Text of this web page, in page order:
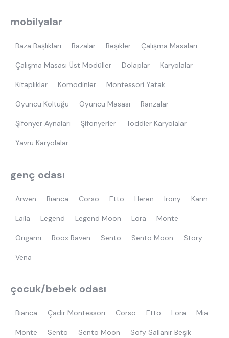
mobilyalar
Baza Başlıkları Bazalar Beşikler Çalışma Masaları
Çalışma Masası Üst Modüller Dolaplar Karyolalar
Kitaplıklar Komodinler Montessori Yatak
Oyuncu Koltuğu Oyuncu Masası Ranzalar
Şifonyer Aynaları Şifonyerler Toddler Karyolalar
Yavru Karyolalar
genç odası
Arwen Bianca Corso Etto Heren Irony Karin
Laila Legend Legend Moon Lora Monte
Origami Roox Raven Sento Sento Moon Story
Vena
çocuk/bebek odası
Bianca Çadır Montessori Corso Etto Lora Mia
Monte Sento Sento Moon Sofy Sallanır Beşik